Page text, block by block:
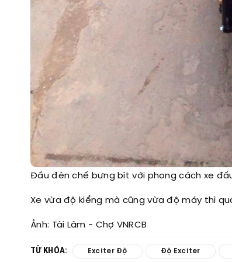
Đầu đèn chế bưng bít với phong cách xe
Xe vừa độ kiểng mà cũng vừa độ máy thì
Ảnh: Tài Lâm - Chợ VNRCB​
TỪ KHÓA: Exciter Độ Độ Exciter